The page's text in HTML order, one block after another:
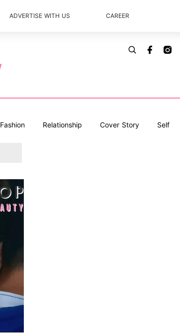
ADVERTISE WITH US CAREER
Fashion Relationship Cover Story Self